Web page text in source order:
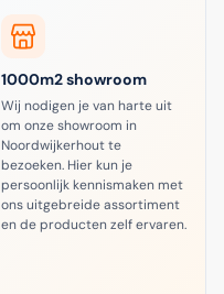
1000m2 showroom
Wij nodigen je van harte uit
om onze showroom in
Noordwijkerhout te
bezoeken. Hier kun je
persoonlijk kennismaken met
ons uitgebreide assortiment
en de producten zelf ervaren.